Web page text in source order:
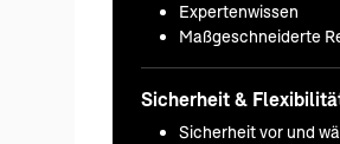
Expertenwissen
Maßgeschneiderte
Sicherheit &
Sicherheit vor und